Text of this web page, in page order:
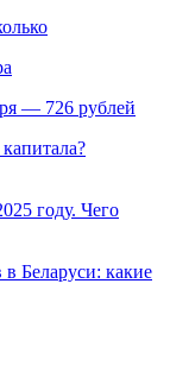
— 726 рублей
году. Чего
Беларуси: какие